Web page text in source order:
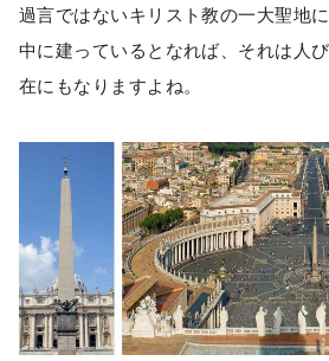
過言ではないキリスト教の一大聖地
中に建っているとなれば、それは人
在にもなりますよね。